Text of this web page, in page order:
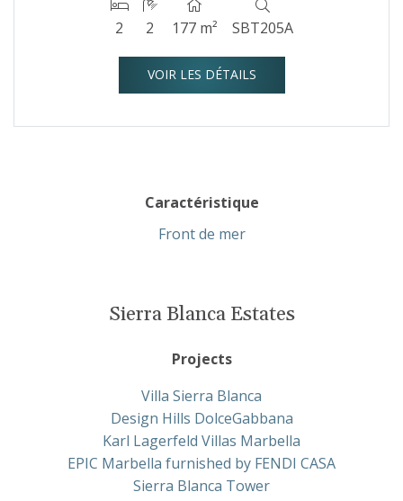
2 2 177 m² SBT205A
VOIR LES DÉTAILS
Caractéristique
Front de mer
Sierra Blanca Estates
Projects
Villa Sierra Blanca
Design Hills DolceGabbana
Karl Lagerfeld Villas Marbella
EPIC Marbella furnished by FENDI CASA
Sierra Blanca Tower